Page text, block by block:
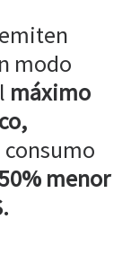
modo
máximo
consumo
menor